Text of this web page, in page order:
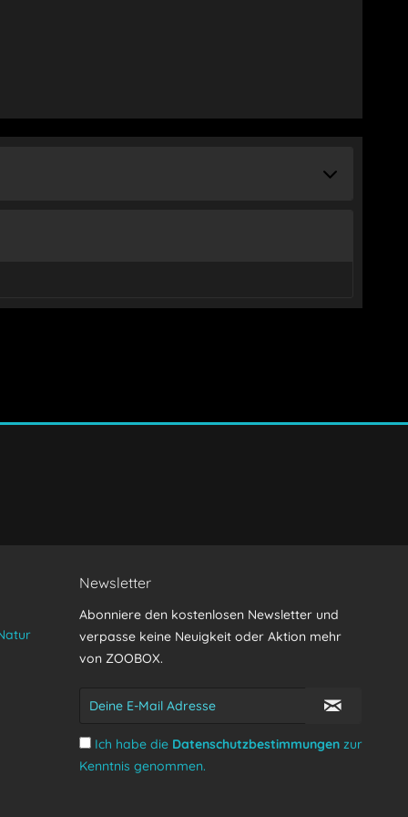
Newsletter
Abonniere den kostenlosen Newsletter und
verpasse keine Neuigkeit oder Aktion mehr
von ZOOBOX.
Ich habe die Datenschutzbestimmungen zur
Kenntnis genommen.